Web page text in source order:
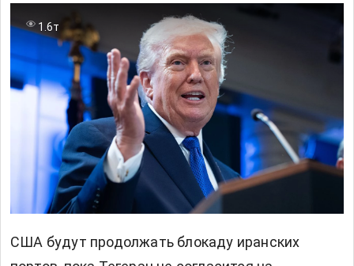
1.6т
США будут продолжать блокаду иранских